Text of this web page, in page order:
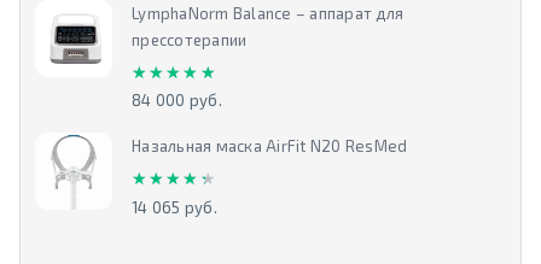
LymphaNorm Balance – аппарат для
прессотерапии
★★★★★
★★★★★
84 000 руб.
Назальная маска AirFit N20 ResMed
★★★★★
★★★★★
14 065 руб.